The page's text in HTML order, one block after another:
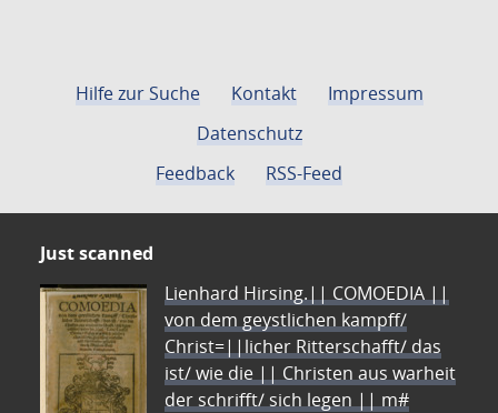
Hilfe zur Suche Kontakt
Impressum
Datenschutz
Feedback
RSS-Feed
Just scanned
Lienhard Hirsing.|| COMOEDIA ||
von dem geystlichen kampff/
Christ=||licher Ritterschafft/ das
ist/ wie die || Christen aus warheit
der schrifft/ sich legen || m#